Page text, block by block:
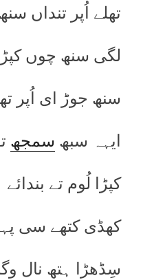
تھلے اُپر تنداں
لگی سنھ چوں
سنھ جوڑ ای اُپر
ایہہ سبھ سمجھ
کپڑا لُوم تے بندائے
کھڈی کتھے سی
سِڈھڑا ہتھ نال